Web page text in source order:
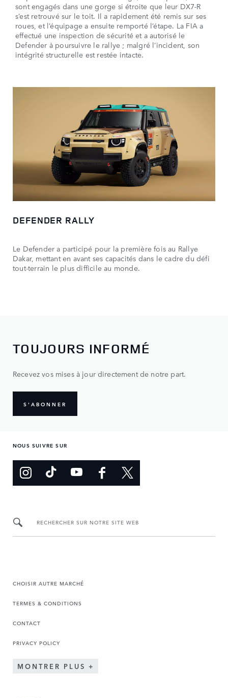
sont engagés dans une gorge si étroite que leur DX7-R
s’est retrouvé sur le toit. Il a rapidement été remis sur ses
roues, et l’équipage a ensuite remporté l’étape. La FIA a
effectué une inspection de sécurité et a autorisé le
Defender à poursuivre le rallye ; malgré l’incident, son
intégrité structurelle est restée intacte.
DEFENDER RALLY
Le Defender a participé pour la première fois au Rallye
Dakar, mettant en avant ses capacités dans le cadre du défi
tout-terrain le plus difficile au monde.
TOUJOURS INFORMÉ
Recevez vos mises à jour directement de notre part.
S'ABONNER
NOUS SUIVRE SUR
RECHERCHER SUR NOTRE SITE WEB
CHOISIR AUTRE MARCHÉ
TERMES & CONDITIONS
CONTACT
PRIVACY POLICY
MONTRER PLUS